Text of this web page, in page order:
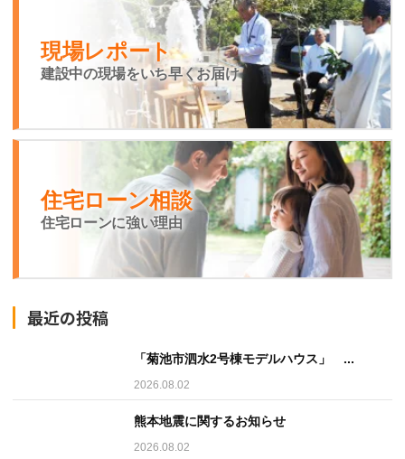
現場レポート
建設中の現場をいち早くお届け
住宅ローン相談
住宅ローンに強い理由
最近の投稿
「菊池市泗水2号棟モデルハウス」 ...
2026.08.02
熊本地震に関するお知らせ
2026.08.02